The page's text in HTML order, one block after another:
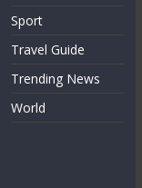
Sport
Travel Guide
Trending News
World